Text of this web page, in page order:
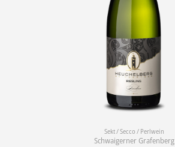
Sekt / Secco / Perlwein
Schwaigerner Grafenberg